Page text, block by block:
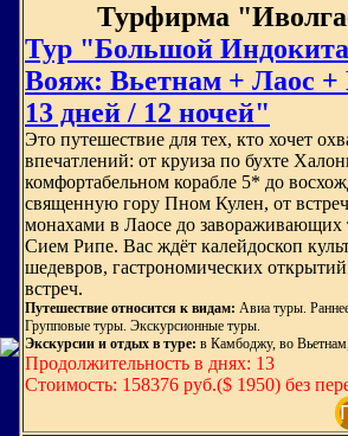
Турфирма
Тур "Большой
Вояж: Вьетнам + Лаос +
13 дней / 12 ночей"
Это путешествие для тех, кто хочет
впечатлений: от круиза по бухте
комфортабельном корабле 5* до
священную гору Пном Кулен, от
монахами в Лаосе до завораживающих
Сием Рипе. Вас ждёт калейдоскоп
шедевров, гастрономических
встреч.
Путешествие относится к видам: Авиа туры.
Групповые туры. Экскурсионные туры.
Экскурсии и отдых в туре: в Камбоджу, во
Продолжительность в днях: 13
Стоимость: 158376 руб.($ 1950) без